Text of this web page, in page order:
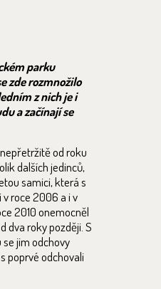
parku
zde rozmnožilo
z nich je i
a začínají se
od roku
dalších jedinců,
samici, která s
roce 2006 a i v
2010 onemocněl
dva roky později. S
jim odchovy
poprvé odchovali